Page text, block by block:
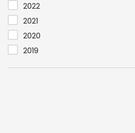
2022
2021
2020
2019